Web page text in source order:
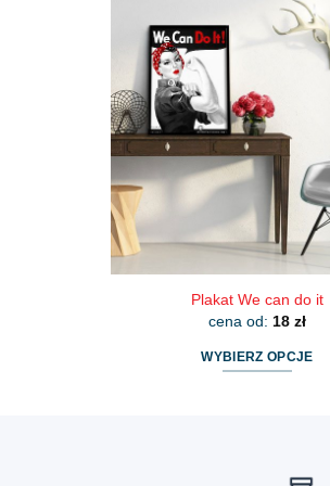
wiele
wariantów.
można
wybrać
stronie
produktu
Plakat We can do it
cena od: 18 zł
WYBIERZ OPCJE